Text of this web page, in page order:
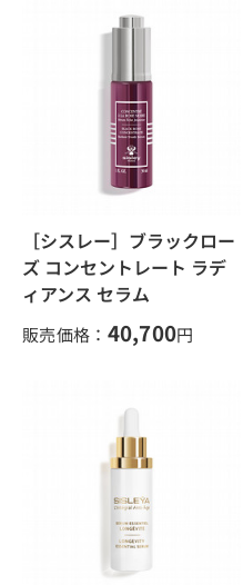
［シスレー］ブラックロー
ズ コンセントレート ラデ
ィアンス セラム
販売価格： 40,700円